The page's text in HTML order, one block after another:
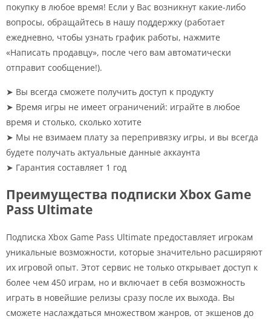
покупку в любое время! Если у Вас возникнут какие-либо
вопросы, обращайтесь в нашу поддержку (работает
ежедневно, чтобы узнать график работы, нажмите
«Написать продавцу», после чего вам автоматически
отправит сообщение!).
➤ Вы всегда сможете получить доступ к продукту
➤ Время игры не имеет ограничений: играйте в любое
время и столько, сколько хотите
➤ Мы не взимаем плату за перепривязку игры, и вы всегда
будете получать актуальные данные аккаунта
➤ Гарантия составляет 1 год
Преимущества подписки Xbox Game
Pass Ultimate
Подписка Xbox Game Pass Ultimate предоставляет игрокам
уникальные возможности, которые значительно расширяют
их игровой опыт. Этот сервис не только открывает доступ к
более чем 450 играм, но и включает в себя возможность
играть в новейшие релизы сразу после их выхода. Вы
сможете наслаждаться множеством жанров, от экшенов до